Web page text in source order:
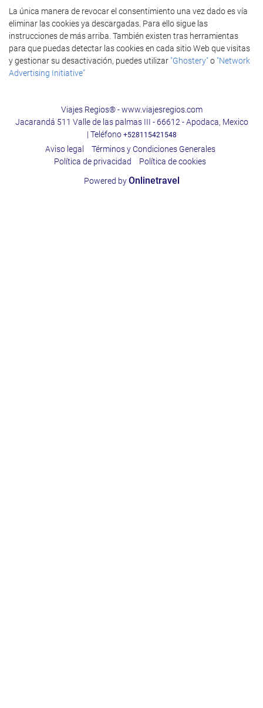
La única manera de revocar el consentimiento una vez dado es vía
eliminar las cookies ya descargadas. Para ello sigue las
instrucciones de más arriba. También existen tras herramientas
para que puedas detectar las cookies en cada sitio Web que visitas
y gestionar su desactivación, puedes utilizar "Ghostery"o "Network
Advertising Initiative"
Viajes Regios® - www.viajesregios.com
Jacarandá 511 Valle de las palmas III - 66612 - Apodaca, Mexico
| Teléfono +528115421548
Aviso legal
Términos y Condiciones Generales
Política de privacidad
Política de cookies
Powered byOnlinetravel